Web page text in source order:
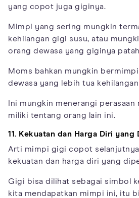
yang copot juga giginya.
Mimpi yang sering mungkin
kehilangan gigi susu, atau
orang dewasa yang giginya
Moms bahkan mungkin
dewasa yang lebih tua
Ini mungkin menerangi
miliki tentang orang lain ini.
11. Kekuatan dan Harga Diri yang
Arti mimpi gigi copot selanjutnya
kekuatan dan harga diri yang
Gigi bisa dilihat sebagai simbol
kita mendapatkan mimpi ini, itu